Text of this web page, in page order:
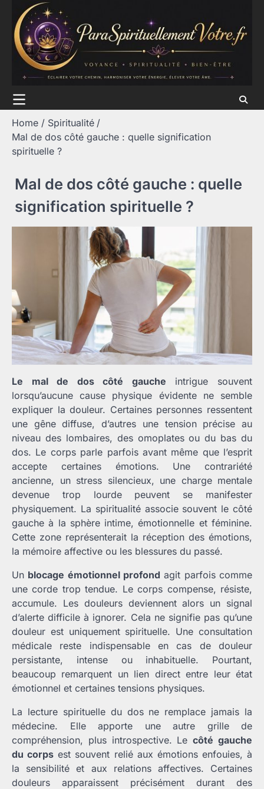
content
Home
Spiritualité
Mal de dos côté gauche : quelle signification
spirituelle ?
Mal de dos côté gauche : quelle
signification spirituelle ?
Le mal de dos côté gauche intrigue souvent
lorsqu’aucune cause physique évidente ne semble
expliquer la douleur. Certaines personnes ressentent
une gêne diffuse, d’autres une tension précise au
niveau des lombaires, des omoplates ou du bas du
dos. Le corps parle parfois avant même que l’esprit
accepte certaines émotions. Une contrariété
ancienne, un stress silencieux, une charge mentale
devenue trop lourde peuvent se manifester
physiquement. La spiritualité associe souvent le côté
gauche à la sphère intime, émotionnelle et féminine.
Cette zone représenterait la réception des émotions,
la mémoire affective ou les blessures du passé.
Un blocage émotionnel profond agit parfois comme
une corde trop tendue. Le corps compense, résiste,
accumule. Les douleurs deviennent alors un signal
d’alerte difficile à ignorer. Cela ne signifie pas qu’une
douleur est uniquement spirituelle. Une consultation
médicale reste indispensable en cas de douleur
persistante, intense ou inhabituelle. Pourtant,
beaucoup remarquent un lien direct entre leur état
émotionnel et certaines tensions physiques.
La lecture spirituelle du dos ne remplace jamais la
médecine. Elle apporte une autre grille de
compréhension, plus introspective. Lecôté gauche
du corps est souvent relié aux émotions enfouies, à
la sensibilité et aux relations affectives. Certaines
douleurs apparaissent précisément durant des